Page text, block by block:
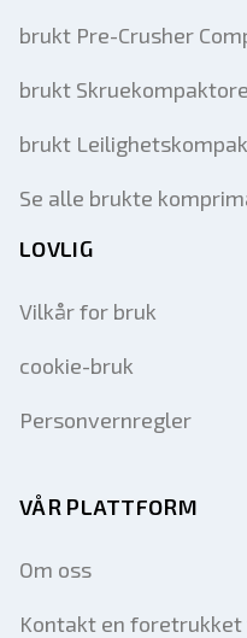
brukt Pre-Crusher
brukt
brukt
Se alle brukte
LOVLIG
Vilkår for bruk
cookie-bruk
Personvernregler
VÅR PLATTFORM
Om oss
Kontakt en